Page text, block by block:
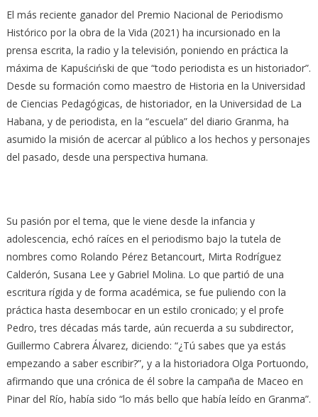
El más reciente ganador del Premio Nacional de Periodismo
Histórico por la obra de la Vida (2021) ha incursionado en la
prensa escrita, la radio y la televisión, poniendo en práctica la
máxima de Kapuściński de que “todo periodista es un historiador”.
Desde su formación como maestro de Historia en la Universidad
de Ciencias Pedagógicas, de historiador, en la Universidad de La
Habana, y de periodista, en la “escuela” del diario Granma, ha
asumido la misión de acercar al público a los hechos y personajes
del pasado, desde una perspectiva humana.
Su pasión por el tema, que le viene desde la infancia y
adolescencia, echó raíces en el periodismo bajo la tutela de
nombres como Rolando Pérez Betancourt, Mirta Rodríguez
Calderón, Susana Lee y Gabriel Molina. Lo que partió de una
escritura rígida y de forma académica, se fue puliendo con la
práctica hasta desembocar en un estilo cronicado; y el profe
Pedro, tres décadas más tarde, aún recuerda a su subdirector,
Guillermo Cabrera Álvarez, diciendo: “¿Tú sabes que ya estás
empezando a saber escribir?”, y a la historiadora Olga Portuondo,
afirmando que una crónica de él sobre la campaña de Maceo en
Pinar del Río, había sido “lo más bello que había leído en Granma”.